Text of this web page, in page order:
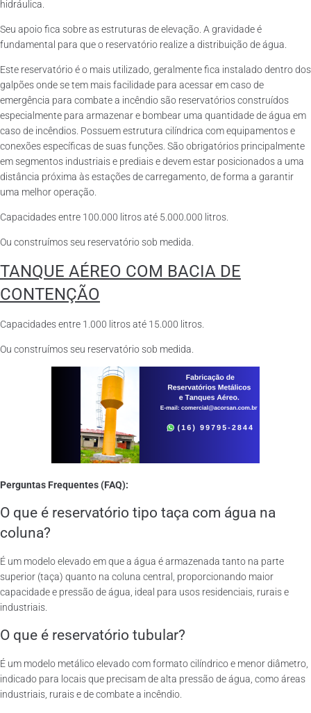
hidráulica.
Seu apoio fica sobre as estruturas de elevação. A gravidade é
fundamental para que o reservatório realize a distribuição de água.
Este reservatório é o mais utilizado, geralmente fica instalado dentro dos
galpões onde se tem mais facilidade para acessar em caso de
emergência para combate a incêndio são reservatórios construídos
especialmente para armazenar e bombear uma quantidade de água em
caso de incêndios. Possuem estrutura cilíndrica com equipamentos e
conexões específicas de suas funções. São obrigatórios principalmente
em segmentos industriais e prediais e devem estar posicionados a uma
distância próxima às estações de carregamento, de forma a garantir
uma melhor operação.
Capacidades entre 100.000 litros até 5.000.000 litros.
Ou construímos seu reservatório sob medida.
TANQUE AÉREO COM BACIA DE
CONTENÇÃO
Capacidades entre 1.000 litros até 15.000 litros.
Ou construímos seu reservatório sob medida.
Perguntas Frequentes (FAQ):
O que é reservatório tipo taça com água na
coluna?
É um modelo elevado em que a água é armazenada tanto na parte
superior (taça) quanto na coluna central, proporcionando maior
capacidade e pressão de água, ideal para usos residenciais, rurais e
industriais.
O que é reservatório tubular?
É um modelo metálico elevado com formato cilíndrico e menor diâmetro,
indicado para locais que precisam de alta pressão de água, como áreas
industriais, rurais e de combate a incêndio.